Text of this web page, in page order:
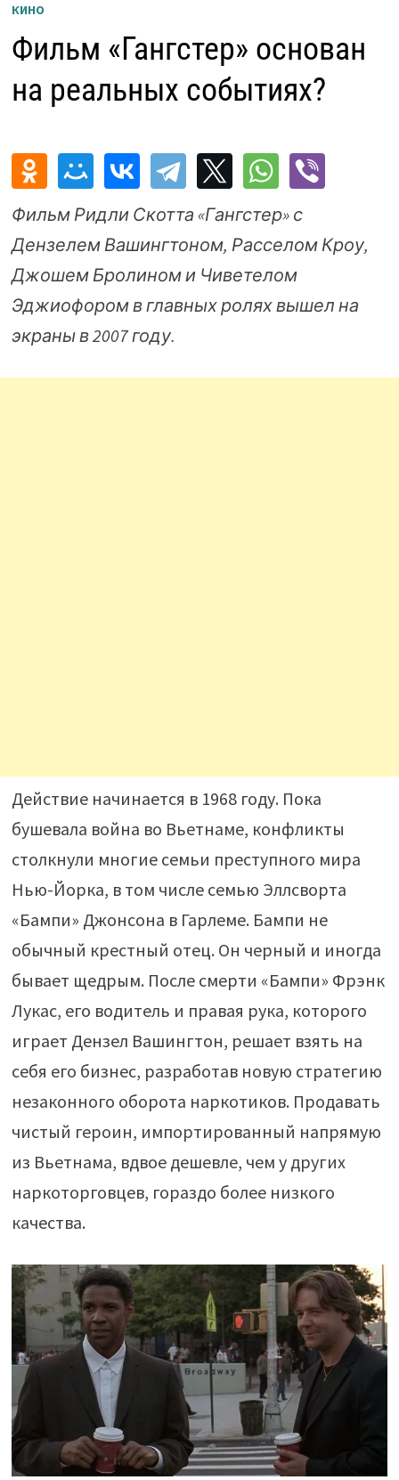
КИНО
Фильм «Гангстер» основан
на реальных событиях?
Фильм Ридли Скотта «Гангстер» с
Дензелем Вашингтоном, Расселом Кроу,
Джошем Бролином и Чиветелом
Эджиофором в главных ролях вышел на
экраны в 2007 году.
Действие начинается в 1968 году. Пока
бушевала война во Вьетнаме, конфликты
столкнули многие семьи преступного мира
Нью-Йорка, в том числе семью Эллсворта
«Бампи» Джонсона в Гарлеме. Бампи не
обычный крестный отец. Он черный и иногда
бывает щедрым. После смерти «Бампи» Фрэнк
Лукас, его водитель и правая рука, которого
играет Дензел Вашингтон, решает взять на
себя его бизнес, разработав новую стратегию
незаконного оборота наркотиков. Продавать
чистый героин, импортированный напрямую
из Вьетнама, вдвое дешевле, чем у других
наркоторговцев, гораздо более низкого
качества.